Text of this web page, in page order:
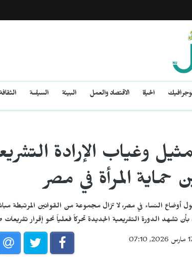
الحياة الاقتصاد والعمل البيئة السياسة
وغياب الإرادة
حماية المرأة في مصر
أوضاع النساء في مصر، لا تزال مجموعة من القوانين المرتبطة
تشهد الدورة التشريعية الجديدة تحركاً فعلياً نحو إقرار تشريعات